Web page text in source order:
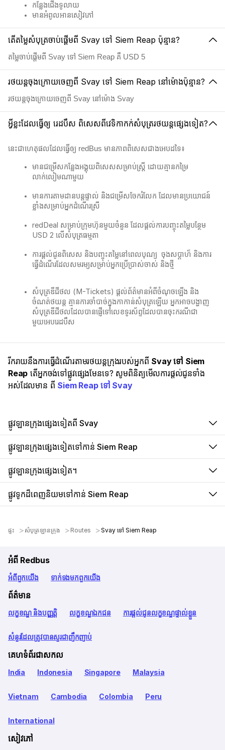
កន្លែងជើងទូលាយ
មានអំពូលអានសៀវភៅ
តើតម្លៃសំបុត្រចាប់ផ្តើមពី Svay ទៅ Siem Reap ប៉ុន្មាន?
តម្លៃចាប់ផ្តើមពី Svay ទៅ Siem Reap គឺ USD 5
រថយន្តចុងក្រោយចេញពី Svay ទៅ Siem Reap នៅម៉ោងប៉ុន្មាន?
រថយន្តចុងក្រោយចេញពី Svay នៅម៉ោង Svay
អ្វីខ្លះដែលធ្វើឲ្យ រេដបឹស ពិសេសពីវេទិកាកក់សំបុត្ររថយន្តផ្សេងទៀត?
នេះជាហេតុផលដែលធ្វើឲ្យ redBus មានភាពពិសេសជាងអេបដទៃ៖
មានជម្រើសកន្លែងអង្គុយពិសេសសម្រាប់ស្ត្រី ដោយគ្មានកម្រៃ
លាក់លៀមណាមួយ
មានការតាមដានបន្តផ្ទាល់ និងជម្រើសចែករំលែក ដែលមានប្រយោជន៍
ខ្លាំងសម្រាប់អ្នកដំណើរស្រី
redDeal សម្រាប់ក្រុមហ៊ុនមួយចំនួន ដែលផ្តល់ការបញ្ចុះតម្លៃបន្ថែម
USD 2 លើសំបុត្រធម្មតា
ការផ្តល់ជូនពិសេស និងបញ្ចុះតម្លៃនៅពេលបុណ្យ ​ ចុងសប្ដាហ៏ និងការ
ធ្វើដំណើរដែលសមរម្យសម្រាប់អ្នកប្រើប្រាស់ចាស់ និងថ្មី
សំបុត្រឌីជីថល (M-Tickets) ផ្តល់ព័ត៌មានអំពីចំណុចឡើង និង
ចំណត់ថយន្ត គ្មានការចាំបាច់ក្នុងកាកាន់សំបុត្រឡើយ​ អ្នកអាចបង្ហាញ
សំបុត្រឌីជីថលដែលបានផ្ញើទៅលេខទូរស័ព្ទដែលបានចុះករណីជា
មួយអេបរេដបឹស
រីករាយនឹងការធ្វើដំណើរតាមរថយន្តក្រុងរបស់អ្នកពី Svay ទៅ Siem
Reap តើអ្នកចង់ទៅផ្លូវផ្សេងមែនទេ? សូមពិនិត្យមើលការផ្តល់ជូនទាំង
អស់ដែលមាន ពី Siem Reap ទៅ Svay
ផ្លូវឡានក្រុងផ្សេងទៀតពី Svay
ផ្លូវឡានក្រុងផ្សេងទៀតទៅកាន់ Siem Reap
ផ្លូវឡានក្រុងផ្សេងទៀត។
ផ្លូវទូកដ៏ពេញនិយមទៅកាន់ Siem Reap
ផ្ទះ សំបុត្រឡានក្រុង Routes Svay ទៅ Siem Reap
អំពី Redbus
អំពី​ពួក​យើង ទាក់ទង​មក​ពួក​យើង
ព័ត៌មាន
លក្ខខណ្ឌ និងបញ្ញត្តិ លក្ខខណ្ឌឯកជន ការផ្តល់ជូនលក្ខខណ្ឌផ្ទាល់ខ្លួន
សំនួរដែលត្រូវបានសួរជាញឹកញាប់
គេហទំព័រជាសកល
India Indonesia Singapore Malaysia
Vietnam Cambodia Colombia Peru
International
សៀវភៅ